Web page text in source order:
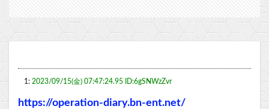
1: 2023/09/15(金) 07:47:24.95 ID:6gSNWzZvr
https://operation-diary.bn-ent.net/